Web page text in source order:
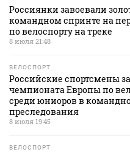
Россиянки завоевали
командном спринте на
по велоспорту на треке
8 июля 21:48
ВЕЛОСПОРТ
Российские спортсмены
чемпионата Европы по
среди юниоров в
преследования
8 июля 19:45
ВЕЛОСПОРТ